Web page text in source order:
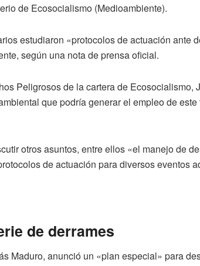
de Ecosocialismo (Medioambiente).
estudiaron «protocolos de actuación ante
según una nota de prensa oficial.
Peligrosos de la cartera de
que podría generar el empleo de
otros asuntos, entre ellos «el manejo de
de actuación para diversos eventos
de derrames
Maduro, anunció un «plan especial» para